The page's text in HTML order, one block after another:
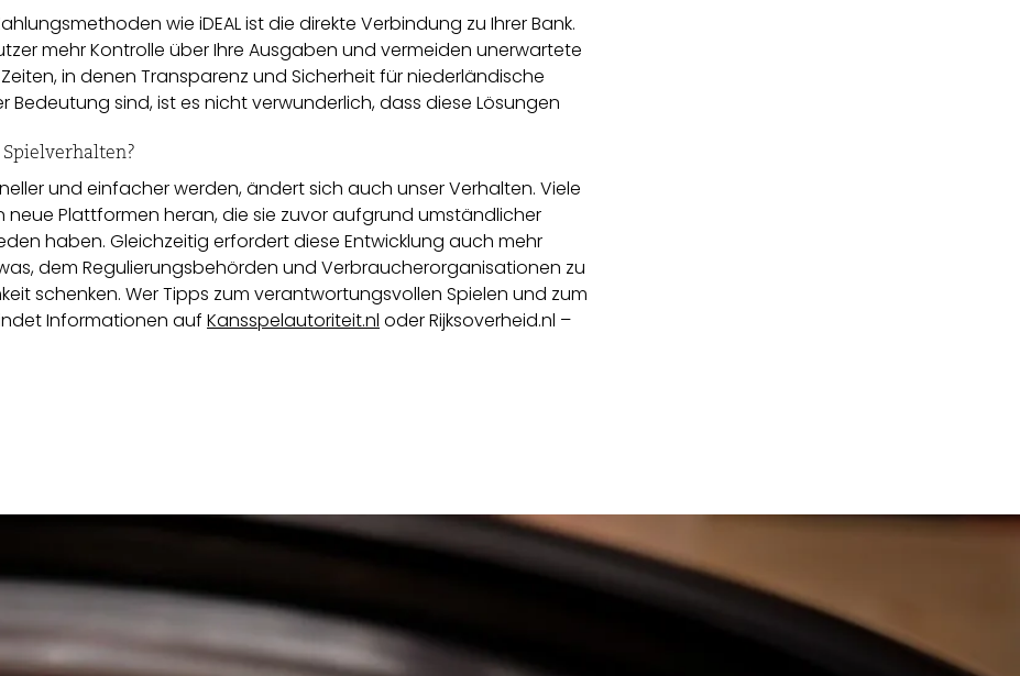
wie iDEAL ist die direkte Verbindung zu Ihrer Bank.
mehr Kontrolle über Ihre Ausgaben und vermeiden unerwartete
in denen Transparenz und Sicherheit für niederländische
Bedeutung sind, ist es nicht verwunderlich, dass diese Lösungen
und einfacher werden, ändert sich auch unser Verhalten. Viele
neue Plattformen heran, die sie zuvor aufgrund umständlicher
haben. Gleichzeitig erfordert diese Entwicklung auch mehr
dem Regulierungsbehörden und Verbraucherorganisationen zu
schenken. Wer Tipps zum verantwortungsvollen Spielen und zum
Informationen auf Kansspelautoriteit.nl oder Rijksoverheid.nl –